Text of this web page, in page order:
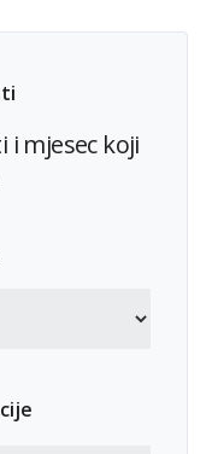
i mjesec koji